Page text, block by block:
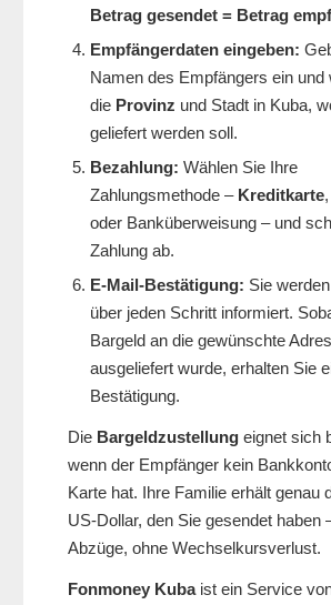
Betrag gesendet = Betrag
Empfängerdaten eingeben:
Namen des Empfängers ein und
die Provinz und Stadt in Kuba,
geliefert werden soll.
Bezahlung: Wählen Sie Ihre
Zahlungsmethode – Kreditkarte
oder Banküberweisung – und
Zahlung ab.
E-Mail-Bestätigung: Sie
über jeden Schritt informiert.
Bargeld an die gewünschte
ausgeliefert wurde, erhalten Sie
Bestätigung.
Die Bargeldzustellung eignet sich
wenn der Empfänger kein
Karte hat. Ihre Familie erhält genau
US-Dollar, den Sie gesendet haben
Abzüge, ohne Wechselkursverlust.
Fonmoney Kubaist ein Service